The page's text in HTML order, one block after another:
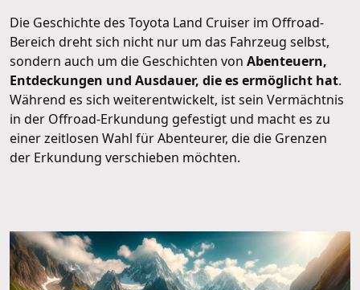
Die Geschichte des Toyota Land Cruiser im Offroad-
Bereich dreht sich nicht nur um das Fahrzeug selbst,
sondern auch um die Geschichten von Abenteuern,
Entdeckungen und Ausdauer, die es ermöglicht hat.
Während es sich weiterentwickelt, ist sein Vermächtnis
in der Offroad-Erkundung gefestigt und macht es zu
einer zeitlosen Wahl für Abenteurer, die die Grenzen
der Erkundung verschieben möchten.